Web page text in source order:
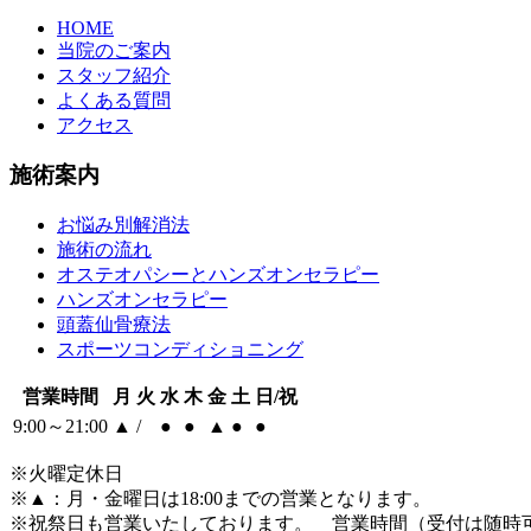
HOME
当院のご案内
スタッフ紹介
よくある質問
アクセス
施術案内
お悩み別解消法
施術の流れ
オステオパシーとハンズオンセラピー
ハンズオンセラピー
頭蓋仙骨療法
スポーツコンディショニング
営業時間 月 火 水 木 金 土 日/祝
9:00～21:00 ▲ / ● ● ▲ ● ●
※火曜定休日
※ ▲
：月・金曜日は18:00までの営業となります。
※祝祭日も営業いたしております。 営業時間（受付は随時